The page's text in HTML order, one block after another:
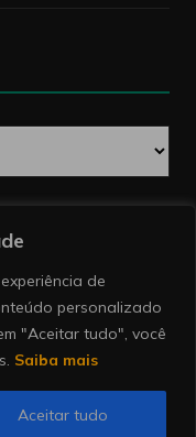
de
personalizado
"Aceitar tudo", você
Saiba mais
Aceitar tudo